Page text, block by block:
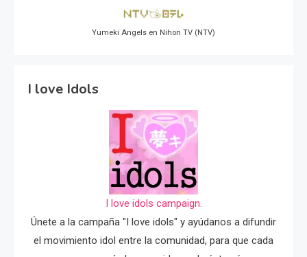
Yumeki Angels en Nihon TV (NTV)
I love Idols
I love idols campaign.
Únete a la campaña "I love idols" y ayúdanos a difundir
el movimiento idol entre la comunidad, para que cada